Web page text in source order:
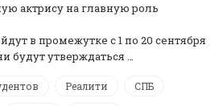
актрису на главную роль
в промежутке с 1 по 20 сентября
будут утверждаться …
Реалити СПБ